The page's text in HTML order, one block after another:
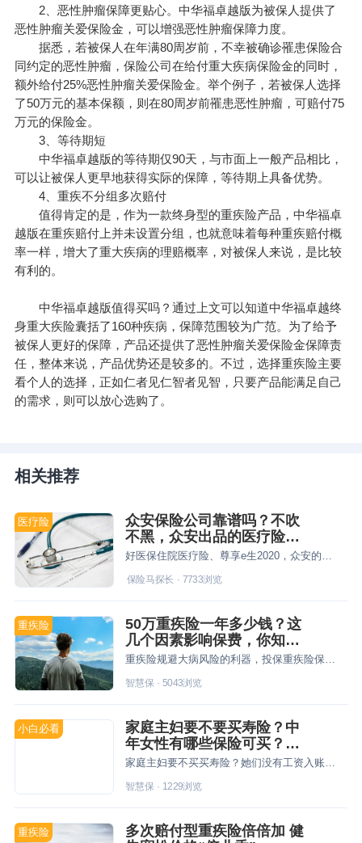
2、恶性肿瘤保障更贴心。中华福卓越版为被保人提供了
恶性肿瘤关爱保险金，可以增强恶性肿瘤保障力度。
据悉，若被保人在年满80周岁前，不幸被确诊罹患保险合
同约定的恶性肿瘤，保险公司在给付重大疾病保险金的同时，
额外给付25%恶性肿瘤关爱保险金。举个例子，若被保人选择
了50万元的基本保额，则在80周岁前罹患恶性肿瘤，可赔付75
万元的保险金。
3、等待期短
中华福卓越版的等待期仅90天，与市面上一般产品相比，
可以让被保人更早地获得实际的保障，等待期上具备优势。
4、重疾不分组多次赔付
值得肯定的是，作为一款终身型的重疾险产品，中华福卓
越版在重疾赔付上并未设置分组，也就意味着每种重疾赔付概
率一样，增大了重大疾病的理赔概率，对被保人来说，是比较
有利的。
中华福卓越版值得买吗？通过上文可以知道中华福卓越终
身重大疾险囊括了160种疾病，保障范围较为广范。为了给予
被保人更好的保障，产品还提供了恶性肿瘤关爱保险金保障责
任，整体来说，产品优势还是较多的。不过，选择重疾险主要
看个人的选择，正如仁者见仁智者见智，只要产品能满足自己
的需求，则可以放心选购了。
相关推荐
医疗险
众安保险公司靠谱吗？不吹
不黑，众安出品的医疗险能
买吗？
好医保住院医疗险、尊享e生2020，众安的医疗险要买吗？
保险马探长 · 7733浏览
重疾险
50万重疾险一年多少钱？这
几个因素影响保费，你知道
吗？
重疾险规避大病风险的利器，投保重疾险保额要充足，50万重疾险一年多少钱？看这里就知道。
智慧保· 5043浏览
小白必看
家庭主妇要不要买寿险？中
年女性有哪些保险可买？来
这里抄作业
家庭主妇要不买买寿险？她们没有工资入账，但这并不代表她们就没有创造经济价值，千万不要低估她们对家庭的隐性价值。所以，配置寿险是很有必要的。
智慧保· 1229浏览
重疾险
多次赔付型重疾险倍倍加 健